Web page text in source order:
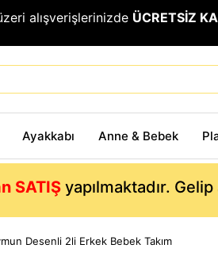
alışverişlerinizde ÜCRETSİZ
Ayakkabı Anne & Bebek
SATIŞyapılmaktadır.
Desenli 2li Erkek Bebek Takım